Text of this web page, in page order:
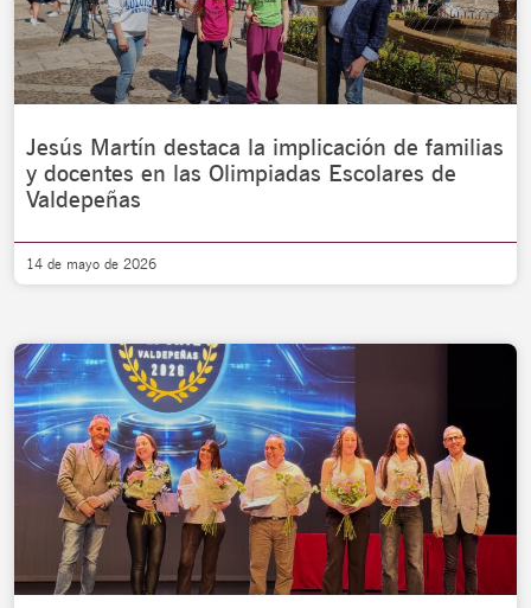
Jesús Martín destaca la implicación de familias
y docentes en las Olimpiadas Escolares de
Valdepeñas
14 de mayo de 2026